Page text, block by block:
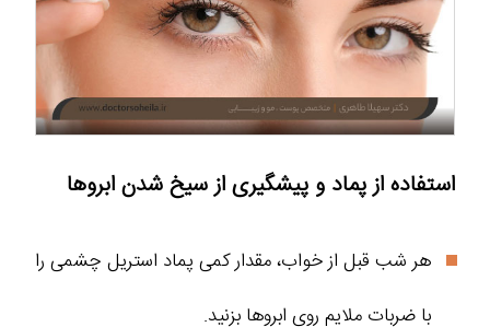
استفاده از پماد و پیشگیری از سیخ شدن ابروها
هر شب قبل از خواب، مقدار کمی پماد استریل چشمی را
با ضربات ملایم روی ابروها بزنید.